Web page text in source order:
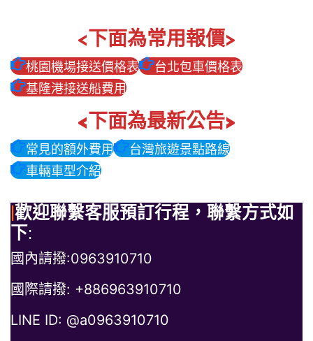
<下面為常用報價>
桃園機場接送價格表
台北包車價格表
基隆港接送船費用
<下面為最新公告>
常見的額外費用
台灣旅遊景點路線
車輛車型介紹
歡迎聯繫客服預訂行程，聯繫方式如
下:
國內請撥:0963910710
國際請撥: +886963910710
LINE ID: @a0963910710